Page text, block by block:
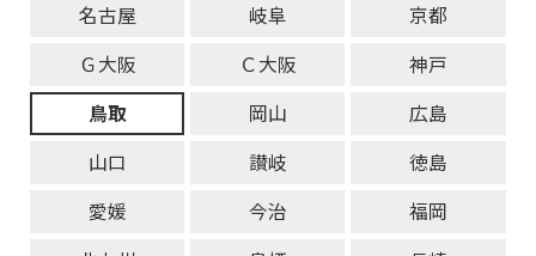
名古屋
岐阜
京都
Ｇ大阪
Ｃ大阪
神戸
鳥取
岡山
広島
山口
讃岐
徳島
愛媛
今治
福岡